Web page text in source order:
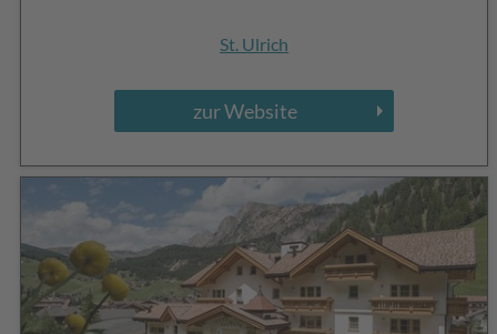
St. Ulrich
zur Website